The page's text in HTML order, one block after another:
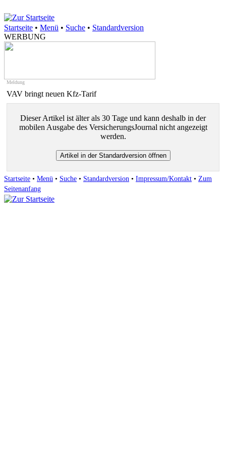
Startseite • Menü • Suche • Standardversion
WERBUNG
Meldung
VAV bringt neuen Kfz-Tarif
Dieser Artikel ist älter als 30 Tage und kann deshalb in der
mobilen Ausgabe des VersicherungsJournal nicht angezeigt
werden.
Startseite • Menü • Suche • Standardversion • Impressum/Kontakt • Zum
Seitenanfang